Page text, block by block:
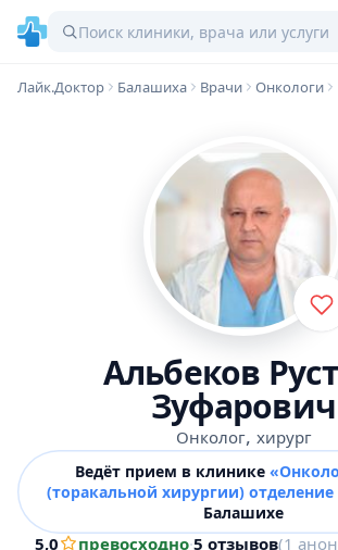
Лайк.Доктор Балашиха Врачи Онкологи
Альбеков
Зуфарович
Онколог, хирург
Ведёт прием в клинике
(торакальной хирургии)
Балашихе
5,0 превосходно·5 отзывов(1